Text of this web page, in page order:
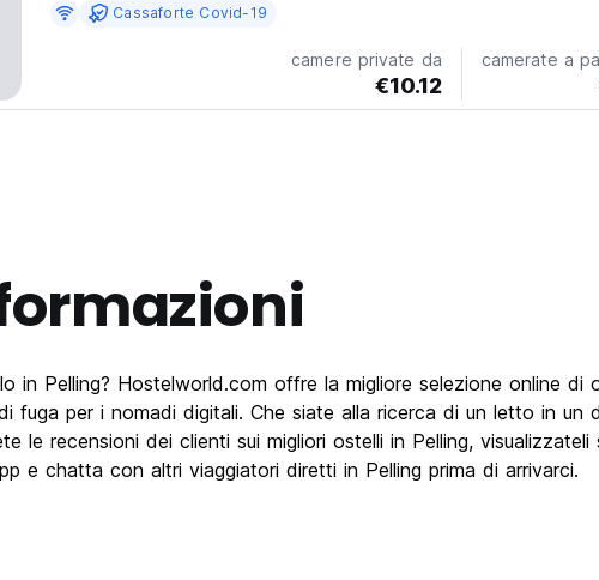
this charming homestay, hostel, and café...
Cassaforte Covid-19
camere private da
€10.12
camerate a
in Pelling? Hostelworld.com offre la migliore selezione online di
fuga per i nomadi digitali. Che siate alla ricerca di un letto in
le recensioni dei clienti sui migliori ostelli in Pelling,
e chatta con altri viaggiatori diretti in Pelling prima di arrivarci.